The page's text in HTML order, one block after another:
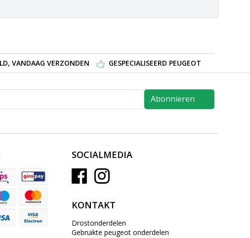
VANDAAG VERZONDEN GESPECIALISEERD PEUGEOT
Abonnieren
SOCIALMEDIA
KONTAKT
Drostonderdelen
Gebruikte peugeot onderdelen